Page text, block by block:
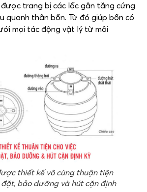
được trang bị các lốc gân tăng cứng
quanh thân bồn. Từ đó giúp bồn có
mọi tác động vật lý từ môi
thiết kế vô cùng thuận tiện
đặt, bảo dưỡng và hút cặn định